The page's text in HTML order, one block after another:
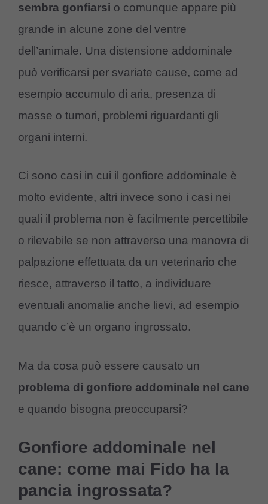
sembra gonfiarsi o comunque appare più
grande in alcune zone del ventre
dell’animale. Una distensione addominale
può verificarsi per svariate cause, come ad
esempio accumulo di aria, presenza di
masse o tumori, problemi riguardanti gli
organi interni.
Ci sono casi in cui il gonfiore addominale è
molto evidente, altri invece sono i casi nei
quali il problema non è facilmente percettibile
o rilevabile se non attraverso una manovra di
palpazione effettuata da un veterinario che
riesce, attraverso il tatto, a individuare
eventuali anomalie anche lievi, ad esempio
quando c’è un organo ingrossato.
Ma da cosa può essere causato un
problema di gonfiore addominale nel cane
e quando bisogna preoccuparsi?
Gonfiore addominale nel
cane: come mai Fido ha la
pancia ingrossata?